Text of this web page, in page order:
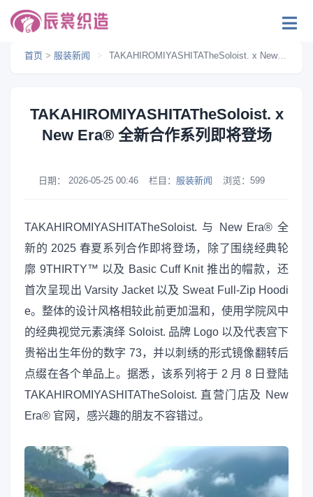
首页 > 服装新闻 > TAKAHIROMIYASHITATheSoloist. x New Era® 全新合作系列即将登场
TAKAHIROMIYASHITATheSoloist. x
New Era® 全新合作系列即将登场
日期： 2026-05-25 00:46 栏目： 服装新闻 浏览： 599
TAKAHIROMIYASHITATheSoloist. 与 New Era® 全
新的 2025 春夏系列合作即将登场，除了围绕经典轮
廓 9THIRTY™ 以及 Basic Cuff Knit 推出的帽款，还
首次呈现出 Varsity Jacket 以及 Sweat Full-Zip Hoodi
e。整体的设计风格相较此前更加温和，使用学院风中
的经典视觉元素演绎 Soloist. 品牌 Logo 以及代表宫下
贵裕出生年份的数字 73，并以刺绣的形式镜像翻转后
点缀在各个单品上。据悉，该系列将于 2 月 8 日登陆
TAKAHIROMIYASHITATheSoloist. 直营门店及 New
Era® 官网，感兴趣的朋友不容错过。